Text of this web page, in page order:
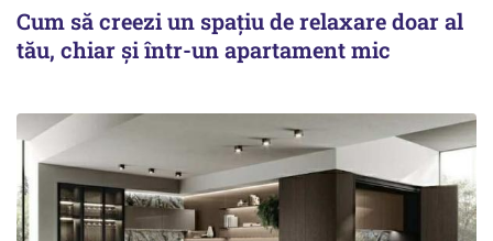
Cum să creezi un spațiu de relaxare doar al
tău, chiar și într-un apartament mic